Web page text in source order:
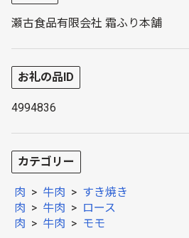
瀬古食品有限会社 霜ふり本舗
お礼の品ID
4994836
カテゴリー
肉 > 牛肉 > すき焼き
肉 > 牛肉 > ロース
肉 > 牛肉 > モモ